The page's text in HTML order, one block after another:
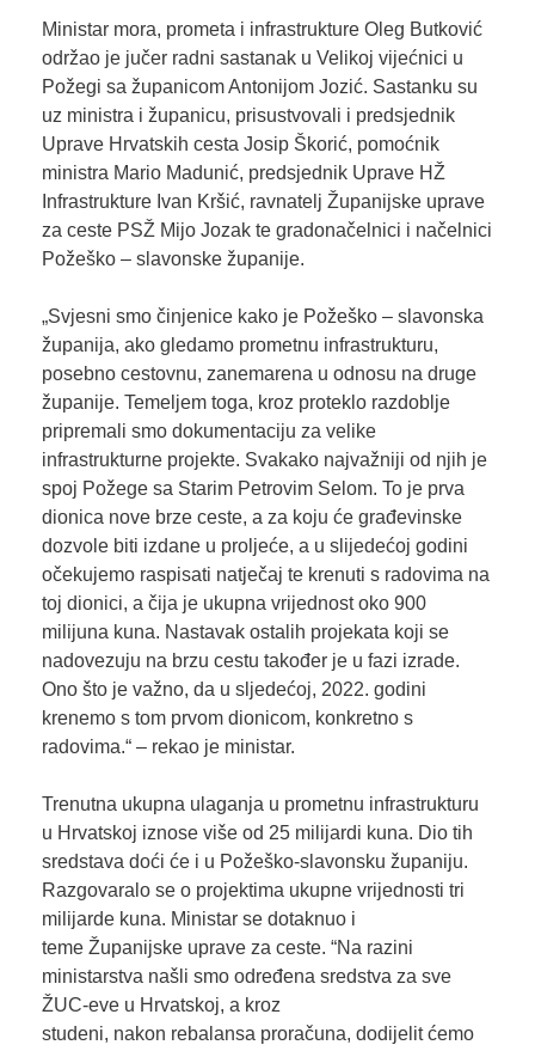
Ministar mora, prometa i infrastrukture Oleg Butković
održao je jučer radni sastanak u Velikoj vijećnici u
Požegi sa županicom Antonijom Jozić. Sastanku su
uz ministra i županicu, prisustvovali i predsjednik
Uprave Hrvatskih cesta Josip Škorić, pomoćnik
ministra Mario Madunić, predsjednik Uprave HŽ
Infrastrukture Ivan Kršić, ravnatelj Županijske uprave
za ceste PSŽ Mijo Jozak te gradonačelnici i načelnici
Požeško – slavonske županije.
„Svjesni smo činjenice kako je Požeško – slavonska
županija, ako gledamo prometnu infrastrukturu,
posebno cestovnu, zanemarena u odnosu na druge
županije. Temeljem toga, kroz proteklo razdoblje
pripremali smo dokumentaciju za velike
infrastrukturne projekte. Svakako najvažniji od njih je
spoj Požege sa Starim Petrovim Selom. To je prva
dionica nove brze ceste, a za koju će građevinske
dozvole biti izdane u proljeće, a u slijedećoj godini
očekujemo raspisati natječaj te krenuti s radovima na
toj dionici, a čija je ukupna vrijednost oko 900
milijuna kuna. Nastavak ostalih projekata koji se
nadovezuju na brzu cestu također je u fazi izrade.
Ono što je važno, da u sljedećoj, 2022. godini
krenemo s tom prvom dionicom, konkretno s
radovima.“ – rekao je ministar.
Trenutna ukupna ulaganja u prometnu infrastrukturu
u Hrvatskoj iznose više od 25 milijardi kuna. Dio tih
sredstava doći će i u Požeško-slavonsku županiju.
Razgovaralo se o projektima ukupne vrijednosti tri
milijarde kuna. Ministar se dotaknuo i
teme Županijske uprave za ceste. “Na razini
ministarstva našli smo određena sredstva za sve
ŽUC-eve u Hrvatskoj, a kroz
studeni, nakon rebalansa proračuna, dodijelit ćemo